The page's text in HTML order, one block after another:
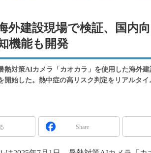
2020
日本 ものづくりワールド 2020
2019
IGAS2018
外建設現場で検証、国内
機能も開発
熱対策AIカメラ「カオカラ」を使用した海外
開始した。熱中症の高リスク判定をリアルタ
Share